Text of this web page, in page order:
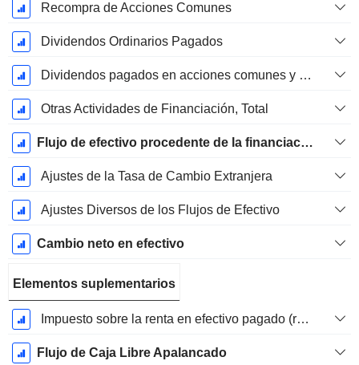
Recompra de Acciones Comunes
Dividendos Ordinarios Pagados
Dividendos pagados en acciones comunes y preferentes
Otras Actividades de Financiación, Total
Flujo de efectivo procedente de la financiación
Ajustes de la Tasa de Cambio Extranjera
Ajustes Diversos de los Flujos de Efectivo
Cambio neto en efectivo
Elementos suplementarios
Impuesto sobre la renta en efectivo pagado (reembolso)
Flujo de Caja Libre Apalancado